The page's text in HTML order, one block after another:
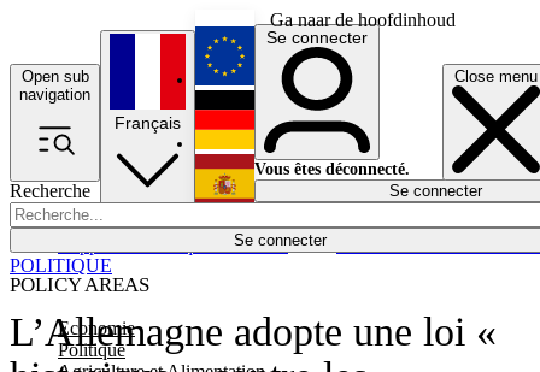
Ga naar de hoofdinhoud
Open sub
navigation
Close menu
Recherche
Se connecter
POLICY AREAS
Economie
Politique
Économie
Français
English
Deutsch
Español
Se connecter
Vous êtes déconnecté.
Se connecter
L’Allemagne adopte une loi «
POLITIQUE